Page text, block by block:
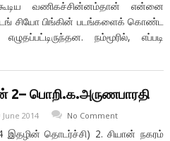
வணிகச்சின்னம்தான் என்னை
சியோ பிங்கின் படங்களைக் கொண்ட
நம்மூரில், எப்படி
பொறி.க.அருணபாரதி
June 2014 No Comment
தொடர்ச்சி) 2. சியான் நகரம்